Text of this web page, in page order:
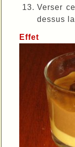
Verser
dessus